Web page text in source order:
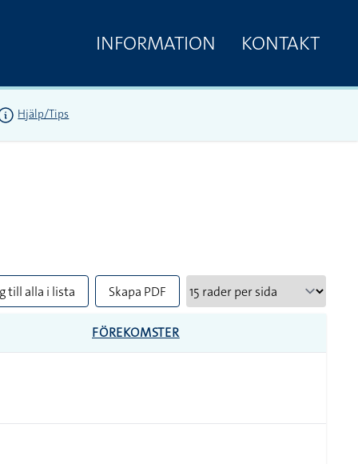
INFORMATION KONTAKT
Hjälp/Tips
till alla i lista Skapa PDF
FÖREKOMSTER